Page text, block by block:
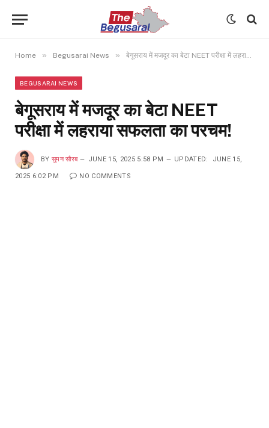
Home » Begusarai News » बेगूसराय में मजदूर का बेटा NEET परीक्षा में लहराया सफलता का परचम!
BEGUSARAI NEWS
बेगूसराय में मजदूर का बेटा NEET
परीक्षा में लहराया सफलता का परचम!
BY सुमन सौरब JUNE 15, 2025 5:58 PM UPDATED: JUNE 15,
2025 6:02 PM NO COMMENTS